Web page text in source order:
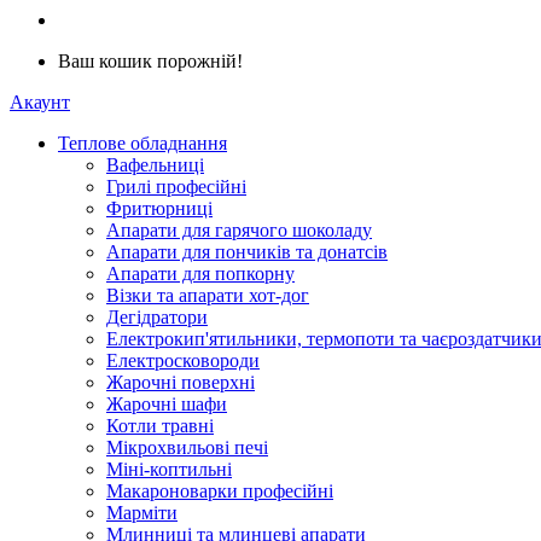
Ваш кошик порожній!
Акаунт
Теплове обладнання
Вафельниці
Грилі професійні
Фритюрниці
Апарати для гарячого шоколаду
Апарати для пончиків та донатсів
Апарати для попкорну
Візки та апарати хот-дог
Дегідратори
Електрокип'ятильники, термопоти та чаєроздатчики
Електросковороди
Жарочні поверхні
Жарочні шафи
Котли травні
Мікрохвильові печі
Міні-коптильні
Макароноварки професійні
Марміти
Млинниці та млинцеві апарати